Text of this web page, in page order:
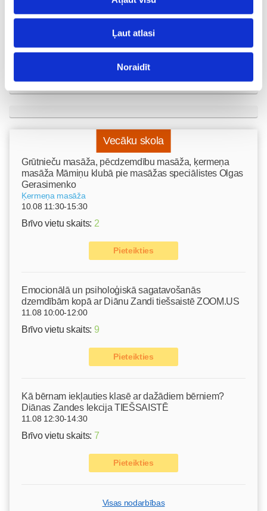
Ļaut atlasi
Noraidīt
Vecāku skola
Grūtnieču masāža, pēcdzemdību masāža, ķermeņa
masāža Māmiņu klubā pie masāžas speciālistes Olgas
Gerasimenko
Ķermeņa masāža
10.08 11:30-15:30
Brīvo vietu skaits: 2
Pieteikties
Emocionālā un psiholoģiskā sagatavošanās
dzemdībām kopā ar Diānu Zandi tiešsaistē ZOOM.US
11.08 10:00-12:00
Brīvo vietu skaits: 9
Pieteikties
Kā bērnam iekļauties klasē ar dažādiem bērniem?
Diānas Zandes lekcija TIEŠSAISTĒ
11.08 12:30-14:30
Brīvo vietu skaits: 7
Pieteikties
Visas nodarbības